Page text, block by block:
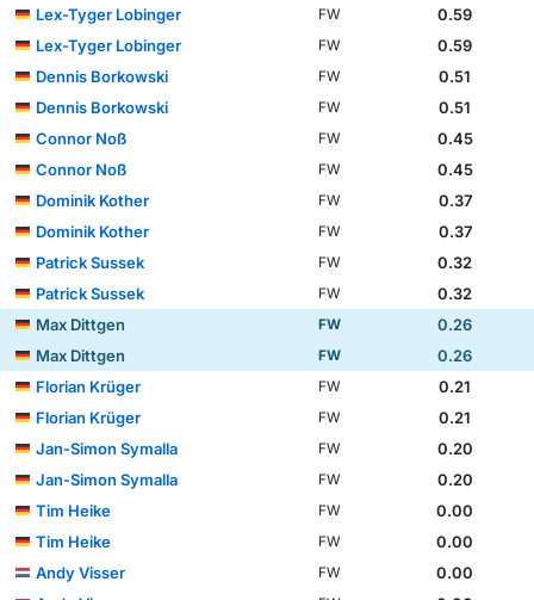
Lex-Tyger Lobinger
FW
0.59
Lex-Tyger Lobinger
FW
0.59
Dennis Borkowski
FW
0.51
Dennis Borkowski
FW
0.51
Connor Noß
FW
0.45
Connor Noß
FW
0.45
Dominik Kother
FW
0.37
Dominik Kother
FW
0.37
Patrick Sussek
FW
0.32
Patrick Sussek
FW
0.32
Max Dittgen
FW
0.26
Max Dittgen
FW
0.26
Florian Krüger
FW
0.21
Florian Krüger
FW
0.21
Jan-Simon Symalla
FW
0.20
Jan-Simon Symalla
FW
0.20
Tim Heike
FW
0.00
Tim Heike
FW
0.00
Andy Visser
FW
0.00